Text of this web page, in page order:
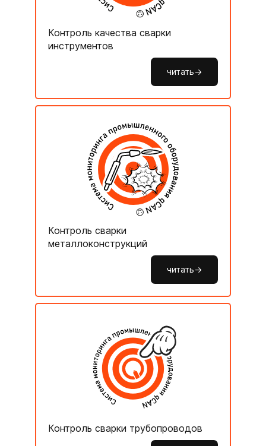
Контроль качества сварки
инструментов
читать->
Контроль сварки
металлоконструкций
читать->
Контроль сварки трубопроводов